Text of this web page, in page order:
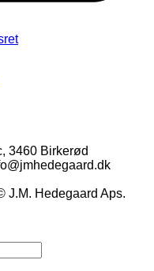
3460 Birkerød
J.M. Hedegaard Aps.